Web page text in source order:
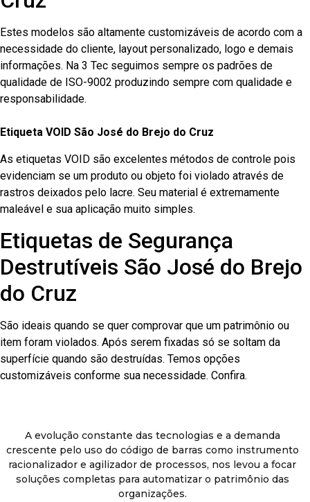
Estes modelos são altamente customizáveis de acordo com a
necessidade do cliente, layout personalizado, logo e demais
informações. Na 3 Tec seguimos sempre os padrões de
qualidade de ISO-9002 produzindo sempre com qualidade e
responsabilidade.
Etiqueta VOID São José do Brejo do Cruz
As etiquetas VOID são excelentes métodos de controle pois
evidenciam se um produto ou objeto foi violado através de
rastros deixados pelo lacre. Seu material é extremamente
maleável e sua aplicação muito simples.
Etiquetas de Segurança
Destrutíveis São José do Brejo
do Cruz
São ideais quando se quer comprovar que um patrimônio ou
item foram violados. Após serem fixadas só se soltam da
superfície quando são destruídas. Temos opções
customizáveis conforme sua necessidade. Confira.
A evolução constante das tecnologias e a demanda
crescente pelo uso do código de barras como instrumento
racionalizador e agilizador de processos, nos levou a focar
soluções completas para automatizar o patrimônio das
organizações.